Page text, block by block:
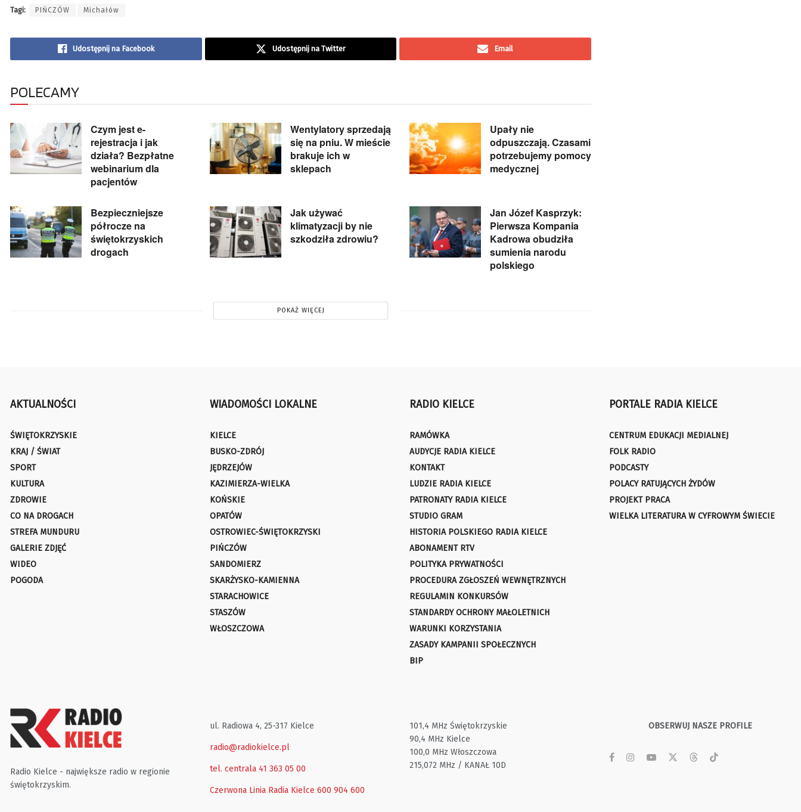
Tagi: PIŃCZÓW Michałów
Udostępnij na Facebook Udostępnij na Twitter Email
POLECAMY
Czym jest e-
rejestracja i jak
działa? Bezpłatne
webinarium dla
pacjentów
Wentylatory sprzedają
się na pniu. W mieście
brakuje ich w
sklepach
Upały nie
odpuszczają. Czasami
potrzebujemy pomocy
medycznej
Bezpieczniejsze
półrocze na
świętokrzyskich
drogach
Jak używać
klimatyzacji by nie
szkodziła zdrowiu?
Jan Józef Kasprzyk:
Pierwsza Kompania
Kadrowa obudziła
sumienia narodu
polskiego
POKAŻ WIĘCEJ
AKTUALNOŚCI
ŚWIĘTOKRZYSKIE
KRAJ / ŚWIAT
SPORT
KULTURA
ZDROWIE
CO NA DROGACH
STREFA MUNDURU
GALERIE ZDJĘĆ
WIDEO
POGODA
WIADOMOŚCI LOKALNE
KIELCE
BUSKO-ZDRÓJ
JĘDRZEJÓW
KAZIMIERZA-WIELKA
KOŃSKIE
OPATÓW
OSTROWIEC-ŚWIĘTOKRZYSKI
PIŃCZÓW
SANDOMIERZ
SKARŻYSKO-KAMIENNA
STARACHOWICE
STASZÓW
WŁOSZCZOWA
RADIO KIELCE
RAMÓWKA
AUDYCJE RADIA KIELCE
KONTAKT
LUDZIE RADIA KIELCE
PATRONATY RADIA KIELCE
STUDIO GRAM
HISTORIA POLSKIEGO RADIA KIELCE
ABONAMENT RTV
POLITYKA PRYWATNOŚCI
PROCEDURA ZGŁOSZEŃ WEWNĘTRZNYCH
REGULAMIN KONKURSÓW
STANDARDY OCHRONY MAŁOLETNICH
WARUNKI KORZYSTANIA
ZASADY KAMPANII SPOŁECZNYCH
BIP
PORTALE RADIA KIELCE
CENTRUM EDUKACJI MEDIALNEJ
FOLK RADIO
PODCASTY
POLACY RATUJĄCYCH ŻYDÓW
PROJEKT PRACA
WIELKA LITERATURA W CYFROWYM ŚWIECIE
Radio Kielce - największe radio w regionie
świętokrzyskim.
ul. Radiowa 4, 25-317 Kielce
radio@radiokielce.pl
tel. centrala 41 363 05 00
Czerwona Linia Radia Kielce 600 904 600
101,4 MHz Świętokrzyskie
90,4 MHz Kielce
100,0 MHz Włoszczowa
215,072 MHz / KANAŁ 10D
OBSERWUJ NASZE PROFILE